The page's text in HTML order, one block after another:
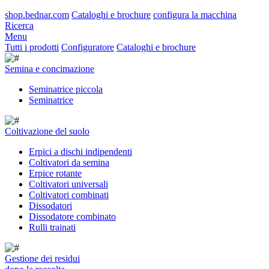
shop.bednar.com Cataloghi e brochure configura la macchina
Ricerca
Menu
Tutti i prodotti Configuratore Cataloghi e brochure
Semina e concimazione
Seminatrice piccola
Seminatrice
Coltivazione del suolo
Erpici a dischi indipendenti
Coltivatori da semina
Erpice rotante
Coltivatori universali
Coltivatori combinati
Dissodatori
Dissodatore combinato
Rulli trainati
Gestione dei residui